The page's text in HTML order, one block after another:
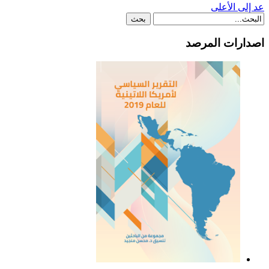
عد إلى الأعلى
اصدارات المرصد